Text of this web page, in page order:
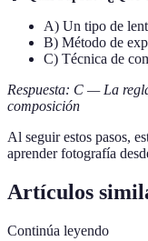
A) Un tipo de
B) Método de
C) Técnica de
Respuesta: C — La
composición
Al seguir estos pasos,
aprender fotografía
Artículos
Continúa leyendo